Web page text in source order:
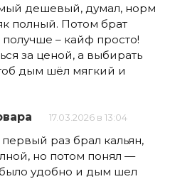
дешевый, думал, норм
полный. Потом брат
получше – кайф просто!
за ценой, а выбирать
дым шёл мягкий и
17.03.2026 в 13:04
раз брал кальян,
но потом понял —
удобно и дым шел